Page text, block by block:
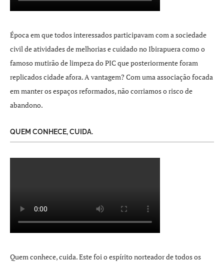
Época em que todos interessados participavam com a sociedade
civil de atividades de melhorias e cuidado no Ibirapuera como o
famoso mutirão de limpeza do PIC que posteriormente foram
replicados cidade afora. A vantagem? Com uma associação focada
em manter os espaços reformados, não corriamos o risco de
abandono.
QUEM CONHECE, CUIDA.
Quem conhece, cuida. Este foi o espírito norteador de todos os